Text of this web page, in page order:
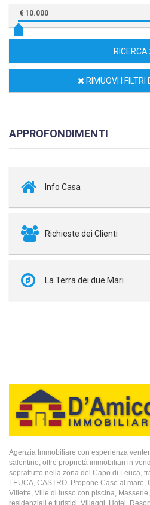
€ 10.000
RICERCA
RIMUOVI I FILTRI
APPROFONDIMENTI
Info Casa
Richieste dei Clienti
La Terra dei due Mari
Agenzia Immobiliare con esperienza
salentino, offre proprietà immobiliari in
soprattutto nella zona del Capo di Leuca,
LEUCA, CASTRO. Propone Case al mare,
Villette, Ville di lusso con piscina,
residenziali e turistici, Villaggi, Hotel,